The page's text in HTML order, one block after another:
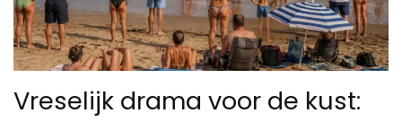
Vreselijk drama voor de kust: